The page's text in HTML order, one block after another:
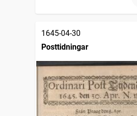
1645-04-30
Posttidningar